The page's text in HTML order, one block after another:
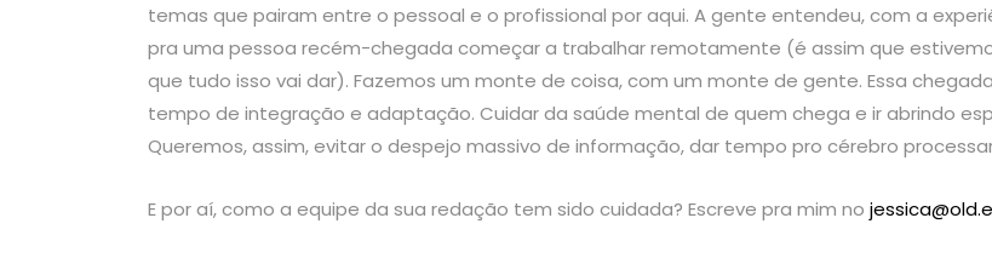
temas que pairam entre o pessoal e o profissional por aqui. A gente entendeu, com a
pra uma pessoa recém-chegada começar a trabalhar remotamente (é assim que
que tudo isso vai dar). Fazemos um monte de coisa, com um monte de gente. Essa
tempo de integração e adaptação. Cuidar da saúde mental de quem chega e ir abrindo
Queremos, assim, evitar o despejo massivo de informação, dar tempo pro cérebro
E por aí, como a equipe da sua redação tem sido cuidada? Escreve pra mim no